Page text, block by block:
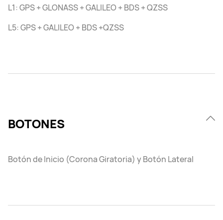
L1: GPS + GLONASS + GALILEO + BDS + QZSS
L5: GPS + GALILEO + BDS +QZSS
BOTONES
Botón de Inicio (Corona Giratoria) y Botón Lateral